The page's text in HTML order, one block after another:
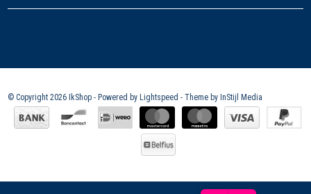
© Copyright 2026 IkShop - Powered by Lightspeed - Theme by InStijl Media